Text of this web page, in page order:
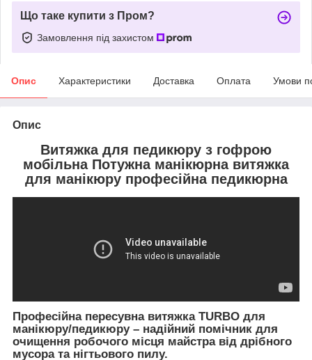
Що таке купити з Пром?
Замовлення під захистом
Опис Характеристики Доставка Оплата Умови
Опис
Витяжка для педикюру з гофрою
мобільна Потужна манікюрна витяжка
для манікюру професійна педикюрна
Професійна пересувна витяжка TURBO для
манікюру/педикюру – надійний помічник для
очищення робочого місця майстра від дрібного
мусора та нігтьового пилу.